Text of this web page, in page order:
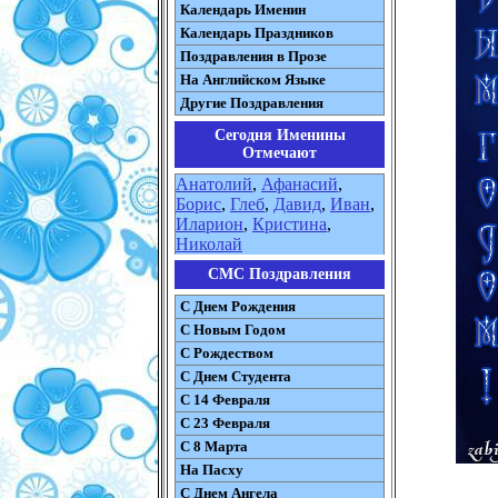
Календарь Именин
Календарь Праздников
Поздравления в Прозе
На Английском Языке
Другие Поздравления
Сегодня Именины
Отмечают
Анатолий, Афанасий,
Борис, Глеб, Давид, Иван,
Иларион, Кристина,
Николай
СМС Поздравления
С Днем Рождения
С Новым Годом
С Рождеством
C Днем Студента
С 14 Февраля
С 23 Февраля
С 8 Марта
На Пасху
C Днем Ангела